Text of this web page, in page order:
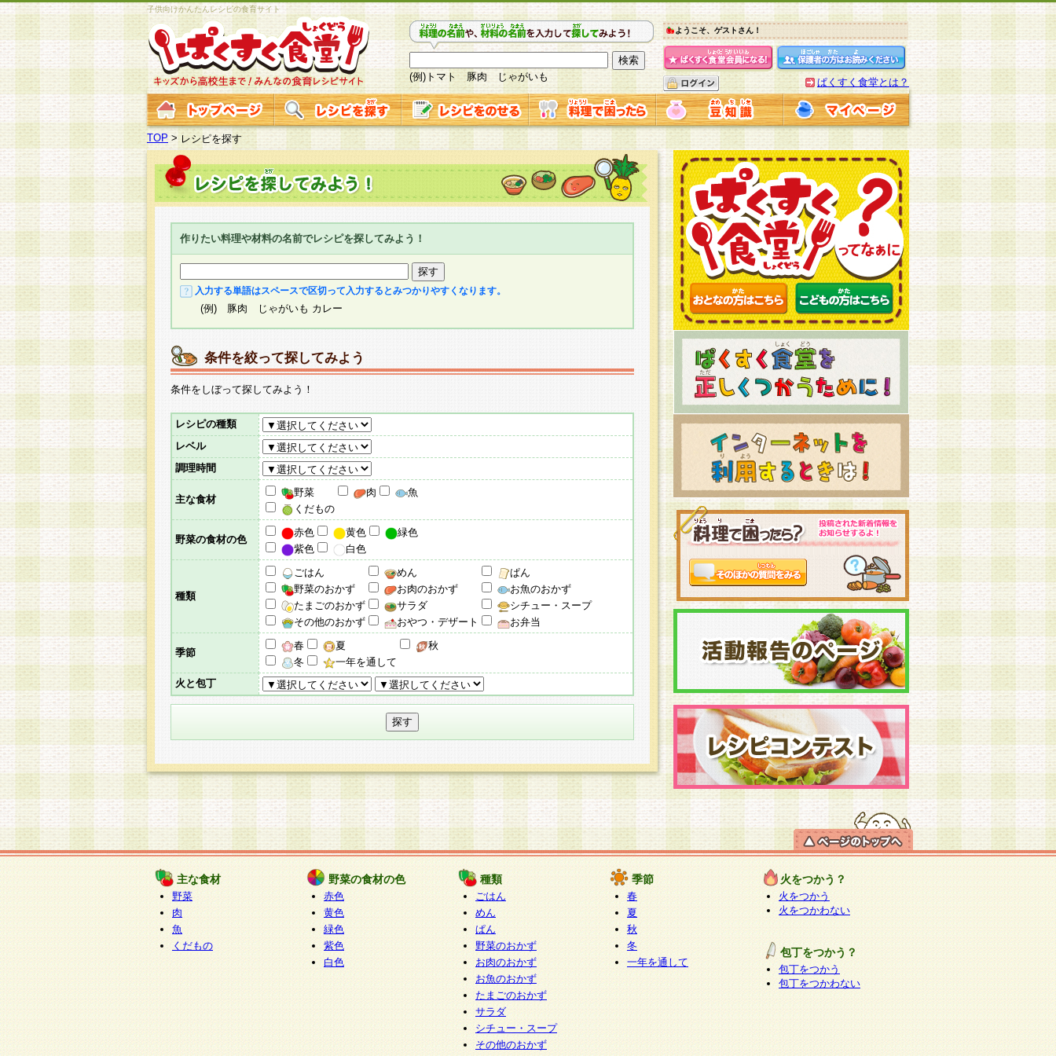
子供向けかんたんレシピの食育サイト
(例)トマト 豚肉 じゃがいも
ようこそ、ゲストさん！
ぱくすく食堂とは？
TOP >レシピを探す
作りたい料理や材料の名前でレシピを探してみよう！
入力する単語はスペースで区切って入力するとみつかりやすくなります。
(例) 豚肉 じゃがいも カレー
条件を絞って探してみよう
条件をしぼって探してみよう！
レシピの種類
レベル
調理時間
主な食材
野菜 肉
魚
くだもの
野菜の食材の色
赤色 黄色
緑色
紫色
白色
種類
ごはん めん
ぱん
野菜のおかず
お肉のおかず
お魚のおかず
たまごのおかず
サラダ
シチュー・スープ
その他のおかず
おやつ・デザート お弁当
季節
春 夏
秋
冬
一年を通して
火と包丁
主な食材
野菜
肉
魚
くだもの
野菜の食材の色
赤色
黄色
緑色
紫色
白色
種類
ごはん
めん
ぱん
野菜のおかず
お肉のおかず
お魚のおかず
たまごのおかず
サラダ
シチュー・スープ
その他のおかず
季節
春
夏
秋
冬
一年を通して
火をつかう？
火をつかう
火をつかわない
包丁をつかう？
包丁をつかう
包丁をつかわない